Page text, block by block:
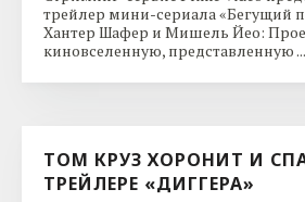
трейлер мини-сериала «Бегущий
Хантер Шафер и Мишель Йео:
киновселенную, представленную ...
ТОМ КРУЗ ХОРОНИТ И
ТРЕЙЛЕРЕ «ДИГГЕРА»